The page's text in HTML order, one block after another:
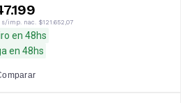
s/imp. nac. $121.652,07
en 48hs
en 48hs